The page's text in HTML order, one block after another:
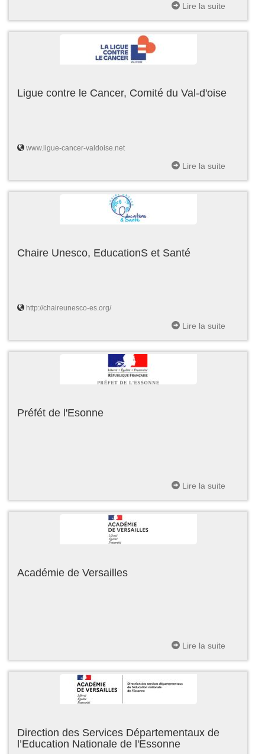
Lire la suite
Ligue contre le Cancer, Comité du Val-d'oise
www.ligue-cancer-valdoise.net
Lire la suite
Chaire Unesco, EducationS et Santé
http://chaireunesco-es.org/
Lire la suite
Préfét de l'Esonne
Lire la suite
Académie de Versailles
Lire la suite
Direction des Services Départementaux de
l’Education Nationale de l'Essonne